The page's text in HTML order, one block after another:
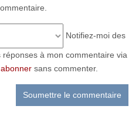
Notifiez-moi des
à mon commentaire via
sans commenter.